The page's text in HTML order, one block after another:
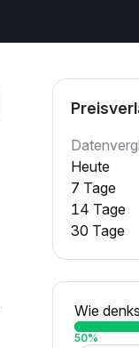
Heute
7 Tage
14 Tage
30 Tage
Wie
50%